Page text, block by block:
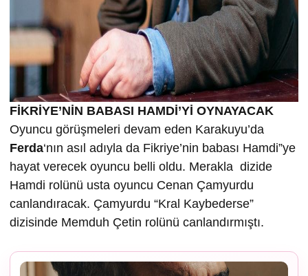
FİKRİYE’NİN BABASI HAMDİ’Yİ OYNAYACAK
Oyuncu görüşmeleri devam eden Karakuyu’da
Ferda‘nın asıl adıyla da Fikriye’nin babası Hamdi”ye
hayat verecek oyuncu belli oldu. Merakla dizide
Hamdi rolünü usta oyuncu Cenan Çamyurdu
canlandıracak. Çamyurdu “Kral Kaybederse”
dizisinde Memduh Çetin rolünü canlandırmıştı.